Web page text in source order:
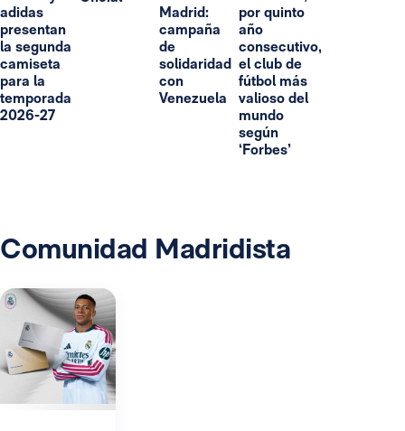
adidas
presentan
la segunda
camiseta
para la
temporada
2026-27
Madrid:
campaña
de
solidaridad
con
Venezuela
por quinto
año
consecutivo,
el club de
fútbol más
valioso del
mundo
según
‘Forbes’
Comunidad Madridista